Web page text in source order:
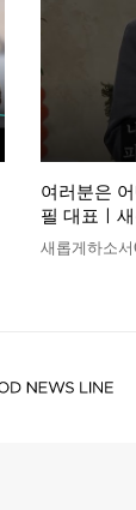
여러분은
필 대표ㅣ
새롭게하소